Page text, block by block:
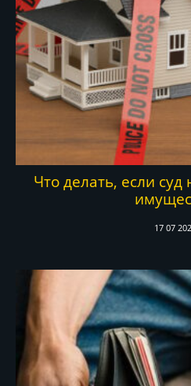
Что делать, если
17 07